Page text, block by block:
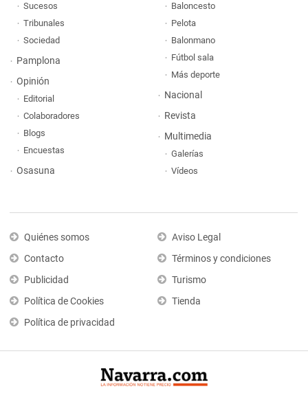
Sucesos
Tribunales
Sociedad
Pamplona
Opinión
Editorial
Colaboradores
Blogs
Encuestas
Osasuna
Baloncesto
Pelota
Balonmano
Fútbol sala
Más deporte
Nacional
Revista
Multimedia
Galerías
Vídeos
Quiénes somos
Contacto
Publicidad
Política de Cookies
Política de privacidad
Aviso Legal
Términos y condiciones
Turismo
Tienda